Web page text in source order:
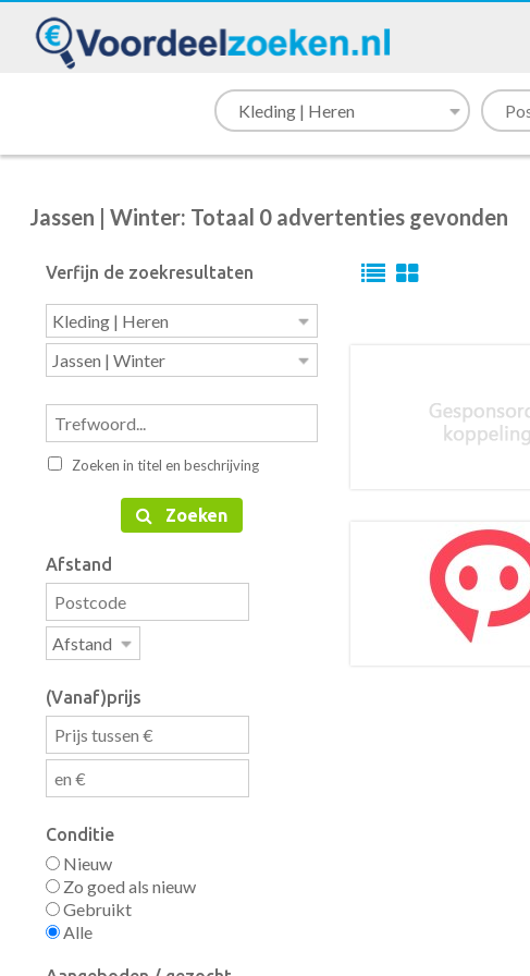
Jassen | Winter: Totaal 0 advertenties gevonden
Verfijn de zoekresultaten
Zoeken in titel en beschrijving
Zoeken
Afstand
(Vanaf)prijs
Conditie
Nieuw
Zo goed als nieuw
Gebruikt
Alle